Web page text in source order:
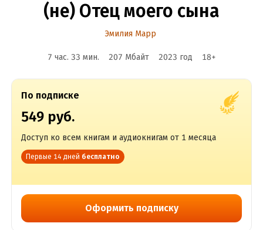
(не) Отец моего сына
Эмилия Марр
7 час. 33 мин. 207 Мбайт 2023 год 18+
По подписке
549 руб.
Доступ ко всем книгам и аудиокнигам от 1 месяца
Первые 14 дней бесплатно
Оформить подписку